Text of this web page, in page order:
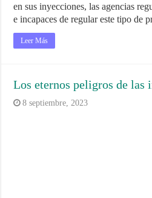
en sus inyecciones, las agencias
e incapaces de regular este tipo de
Leer Más
Los eternos peligros de las
8 septiembre, 2023